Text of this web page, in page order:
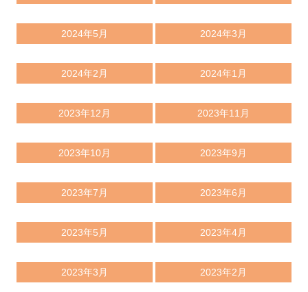
2024年5月 2024年3月
2024年2月 2024年1月
2023年12月 2023年11月
2023年10月 2023年9月
2023年7月 2023年6月
2023年5月 2023年4月
2023年3月 2023年2月